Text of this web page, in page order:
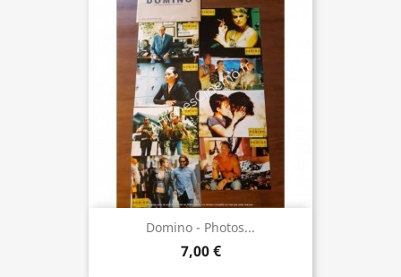
Domino - Photos...
7,00 €